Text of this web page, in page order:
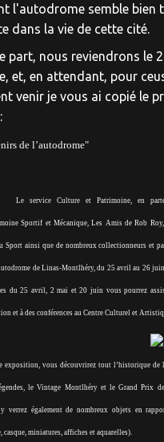
l'autodrome semble bien
dans la vie de cette cité.
part, nous reviendrons le
et, en attendant, pour
venir je vous ai copié le
de l’autodrome"
Le service Culture et Patrimoine, en
Sportif et Mécanique, Les Amis de Rob
Sport ainsi que de nombreux collectionneurs et
de Linas-Montlhéry, du 25 avril au 26
du 25 avril, 2 mai et 20 juin vous pourrez
et à des conférences au Centre Culturel et
exposition, vous découvrirez tout l’historique de
le Vintage Montlhéry et le Grand Prix
verrez également de nombreux objets en
casque, miniatures, affiches et aquarelles).